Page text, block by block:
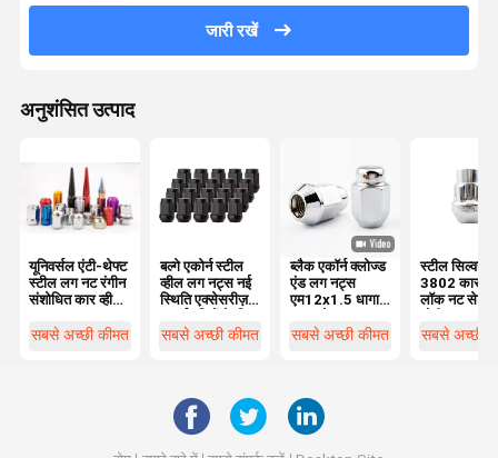
जारी रखें
अनुशंसित उत्पाद
यूनिवर्सल एंटी-थेफ्ट
स्टील लग नट रंगीन
संशोधित कार व्हील
सबसे अच्छी कीमत
बल्गे एकोर्न स्टील
व्हील लग नट्स नई
स्थिति एक्सेसरीज़
सबसे अच्छी कीमत
ब्लैक एकॉर्न क्लोज्ड
एंड लग नट्स
एम12x1.5 धागा
ऊंचा 0.9" चौड़ा
सबसे अच्छी कीमत
स्टील सिल्वर
3802 कार
लॉक नट सेट
7/16-20
सबसे अच्छी